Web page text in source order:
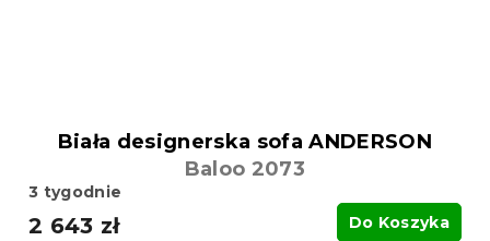
Biała designerska sofa ANDERSON
Baloo 2073
3 tygodnie
2 643 zł Do Koszyka